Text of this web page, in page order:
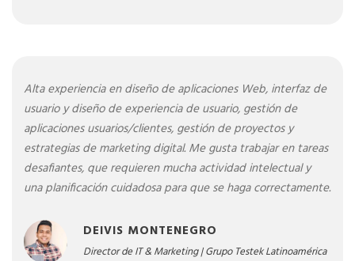
Alta experiencia en diseño de aplicaciones Web, interfaz de
usuario y diseño de experiencia de usuario, gestión de
aplicaciones usuarios/clientes, gestión de proyectos y
estrategias de marketing digital. Me gusta trabajar en tareas
desafiantes, que requieren mucha actividad intelectual y
una planificación cuidadosa para que se haga correctamente.
DEIVIS MONTENEGRO
Director de IT & Marketing | Grupo Testek Latinoamérica